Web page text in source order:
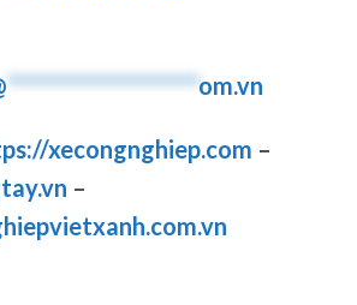
********************om.vn
xecongnghiep.com –
–